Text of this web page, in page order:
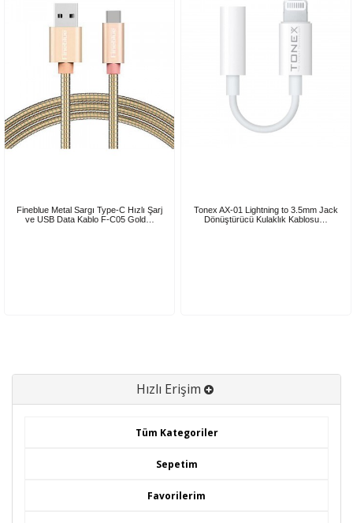
Fineblue Metal Sargı Type-C Hızlı Şarj
ve USB Data Kablo F-C05 Gold…
Tonex AX-01 Lightning to 3.5mm Jack
Dönüştürücü Kulaklık Kablosu…
Hızlı Erişim
Tüm Kategoriler
Sepetim
Favorilerim